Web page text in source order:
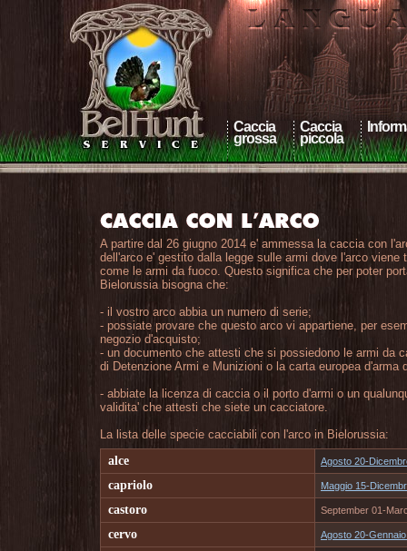
Caccia
grossa
Caccia
piccola
A partire dal 26 giugno 2014 e' ammessa la caccia con
dell'arco e' gestito dalla legge sulle armi dove l'arco viene
come le armi da fuoco. Questo significa che per poter
Bielorussia bisogna che:
- il vostro arco abbia un numero di serie;
- possiate provare che questo arco vi appartiene, per
negozio d'acquisto;
- un documento che attesti che si possiedono le armi da
di Detenzione Armi e Munizioni o la carta europea d'arma
- abbiate la licenza di caccia o il porto d'armi o un
validita' che attesti che siete un cacciatore.
La lista delle specie cacciabili con l'arco in Bielorussia:
alce
Agosto 20-
capriolo Maggio 15-
castoro September 01-
cervo Agosto 20-